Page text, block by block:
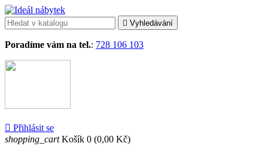
 Vyhledávání
Poradíme vám na tel.: 728 106 103
 Přihlásit se
shopping_cart Košík 0 (0,00 Kč)